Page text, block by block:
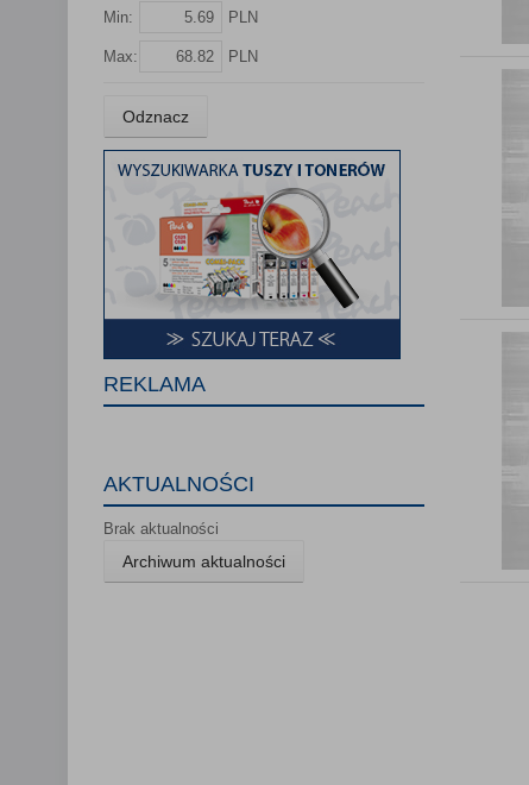
Min: PLN
Max: PLN
Odznacz
REKLAMA
AKTUALNOŚCI
Brak aktualności
Archiwum aktualności